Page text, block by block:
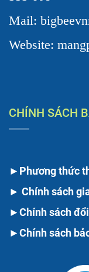
Mail:
Website:
CHÍNH SÁCH
► Phương thức
► Chính sách
►Chính sách
►Chính sách